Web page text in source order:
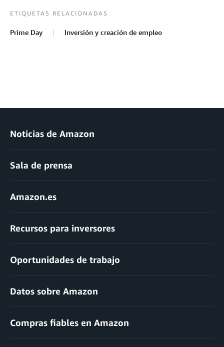
ETIQUETAS RELACIONADAS
Prime Day Inversión y creación de empleo
Noticias de Amazon
Sala de prensa
Amazon.es
Recursos para inversores
Oportunidades de trabajo
Datos sobre Amazon
Compras fiables en Amazon